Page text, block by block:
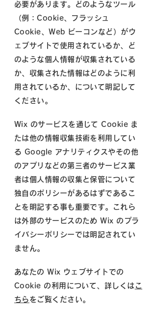
必要があります。どのようなツール
（例：Cookie、フラッシュ
Cookie、Web ビーコンなど）がウ
ェブサイトで使用されているか、ど
のような個人情報が収集されている
か、収集された情報はどのように利
用されているか、について明記して
ください。
Wix のサービスを通じて Cookie ま
たは他の情報収集技術を利用してい
る Google アナリティクスやその他
のアプリなどの第三者のサービス業
者は個人情報の収集と保管について
独自のポリシーがあるはずであるこ
とを明記する事も重要です。これら
は外部のサービスのため Wix のプラ
イバシーポリシーでは明記されてい
ません。
あなたの Wix ウェブサイトでの
Cookie の利用について、詳しくは こ
ちら をご覧ください。